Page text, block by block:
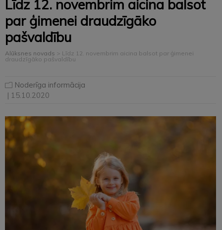
Līdz 12. novembrim aicina balsot
par ģimenei draudzīgāko
pašvaldību
Alūksnes novads > Līdz 12. novembrim aicina balsot par ģimenei
draudzīgāko pašvaldību
Noderīga informācija
| 15.10.2020